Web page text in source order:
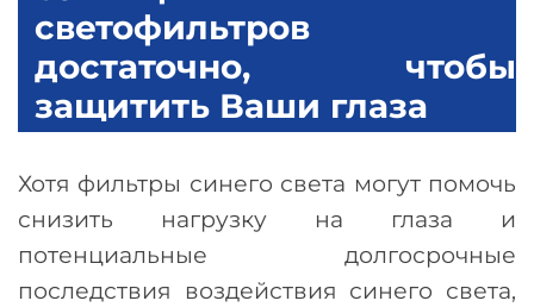
светофильтров
достаточно, чтобы
защитить Ваши глаза
Хотя фильтры синего света могут помочь
снизить нагрузку на глаза и
потенциальные долгосрочные
последствия воздействия синего света,